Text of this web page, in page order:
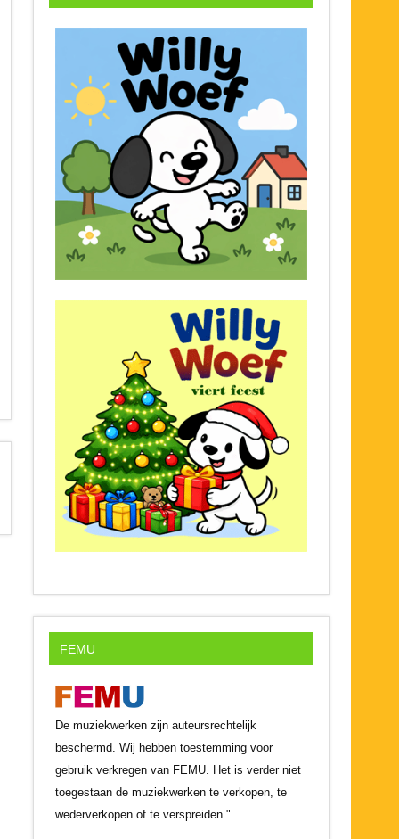
FEMU
De muziekwerken zijn auteursrechtelijk
beschermd. Wij hebben toestemming voor
gebruik verkregen van FEMU. Het is verder niet
toegestaan de muziekwerken te verkopen, te
wederverkopen of te verspreiden."